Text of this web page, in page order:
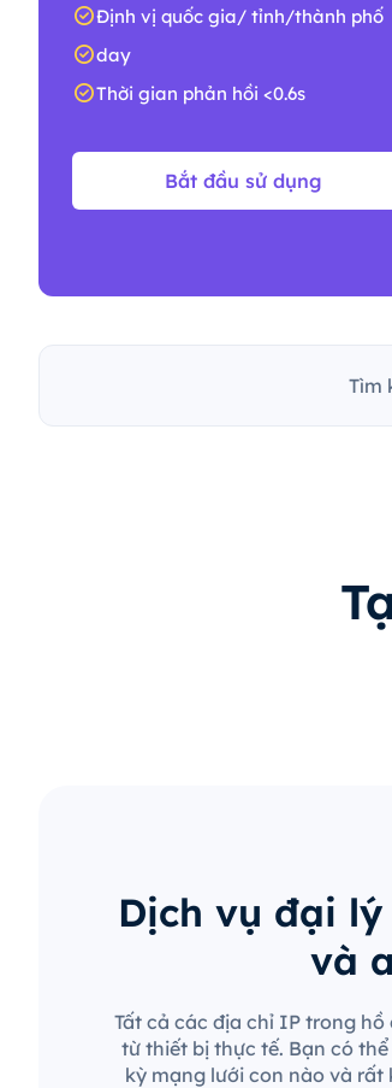
Định vị quốc gia/ tỉnh/thành phố
day
Thời gian phản hồi <0.6s
Bắt đầu sử dụng
Tìm
Dịch vụ đại
và
Tất cả các địa chỉ IP trong hồ
từ thiết bị thực tế. Bạn có
kỳ mạng lưới con nào và